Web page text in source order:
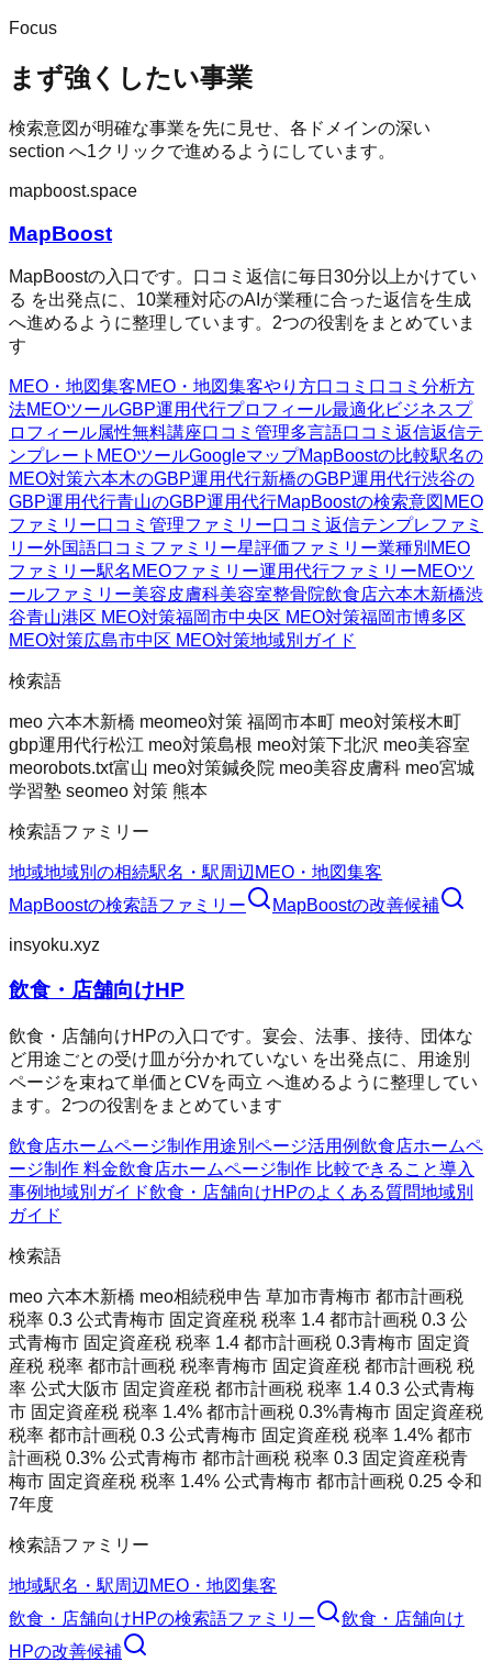
Focus
まず強くしたい事業
検索意図が明確な事業を先に見せ、各ドメインの深い
section へ1クリックで進めるようにしています。
mapboost.space
MapBoost
MapBoostの入口です。口コミ返信に毎日30分以上かけてい
る を出発点に、10業種対応のAIが業種に合った返信を生成
へ進めるように整理しています。2つの役割をまとめていま
す
MEO・地図集客MEO・地図集客やり方口コミ 口コミ分析方
法MEOツールGBP運用代行プロフィール最適化ビジネスプ
ロフィール属性無料講座口コミ管理多言語口コミ返信返信テ
ンプレート MEOツールGoogleマップMapBoostの比較駅名の
MEO対策六本木のGBP運用代行新橋のGBP運用代行渋谷の
GBP運用代行青山のGBP運用代行MapBoostの検索意図 MEO
ファミリー口コミ管理ファミリー口コミ返信テンプレファミ
リー外国語口コミファミリー星評価ファミリー業種別MEO
ファミリー駅名MEOファミリー運用代行ファミリーMEOツ
ールファミリー美容皮膚科美容室整骨院飲食店六本木新橋渋
谷青山港区 MEO対策福岡市中央区 MEO対策福岡市博多区
MEO対策広島市中区 MEO対策地域別ガイド
検索語
meo 六本木新橋 meomeo対策 福岡市本町 meo対策桜木町
gbp運用代行松江 meo対策島根 meo対策下北沢 meo美容室
meorobots.txt富山 meo対策鍼灸院 meo美容皮膚科 meo宮城
学習塾 seomeo 対策 熊本
検索語ファミリー
地域地域別の相続駅名・駅周辺 MEO・地図集客
MapBoostの検索語ファミリー MapBoostの改善候補
insyoku.xyz
飲食・店舗向けHP
飲食・店舗向けHPの入口です。宴会、法事、接待、団体な
ど用途ごとの受け皿が分かれていない を出発点に、用途別
ページを束ねて単価とCVを両立 へ進めるように整理してい
ます。2つの役割をまとめています
飲食店ホームページ制作用途別ページ活用例飲食店ホームペ
ージ制作 料金飲食店ホームページ制作 比較できること導入
事例地域別ガイド飲食・店舗向けHPのよくある質問地域別
ガイド
検索語
meo 六本木新橋 meo相続税申告 草加市青梅市 都市計画税
税率 0.3 公式青梅市 固定資産税 税率 1.4 都市計画税 0.3 公
式青梅市 固定資産税 税率 1.4 都市計画税 0.3青梅市 固定資
産税 税率 都市計画税 税率青梅市 固定資産税 都市計画税 税
率 公式大阪市 固定資産税 都市計画税 税率 1.4 0.3 公式青梅
市 固定資産税 税率 1.4% 都市計画税 0.3%青梅市 固定資産税
税率 都市計画税 0.3 公式青梅市 固定資産税 税率 1.4% 都市
計画税 0.3% 公式青梅市 都市計画税 税率 0.3 固定資産税青
梅市 固定資産税 税率 1.4% 公式青梅市 都市計画税 0.25 令和
7年度
検索語ファミリー
地域駅名・駅周辺 MEO・地図集客
飲食・店舗向けHPの検索語ファミリー
飲食・店舗向け
HPの改善候補